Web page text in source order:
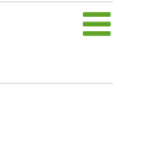
Liste